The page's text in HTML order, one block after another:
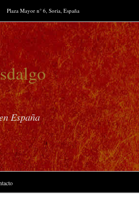
Plaza Mayor n° 6, Soria, España
España